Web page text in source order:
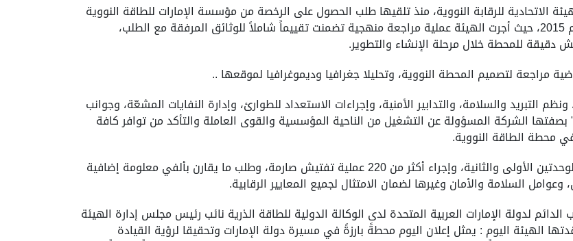
الاتحادية للرقابة النووية، منذ تلقيها طلب الحصول على الرخصة من مؤسسة الإمارات للطاقة النووية
بالإنابة عن شركة نواة للطاقة للوحدتين الأولى والثانية عام 2015، حيث أجرت الهيئة عملية مراجعة منهجية تضمنت تقييماً شاملاً للوثائق المرفقة مع الطلب،
دقيقة للمحطة خلال مرحلة الإنشاء والتطوير.
مراجعة لتصميم المحطة النووية، وتحليلا جغرافيا وديموغرافيا لموقعها ..
التبريد والسلامة، والتدابير الأمنية، وإجراءات الاستعداد للطوارئ، وإدارة النفايات المشعّة، وجوانب
الشركة المسؤولة عن التشغيل من الناحية المؤسسية والقوى العاملة والتأكد من توافر كافة
في محطة الطاقة النووية.
وراجعت الهيئة طلب الترخيص المكون من 14 ألف صفحة للوحدتين الأولى والثانية، وإجراء أكثر من 220 عملية تفتيش صارمة، وطلب ما يقارن بألفي معلومة إضافية
السلامة والأمان وغيرها لضمان الامتثال لجميع المعايير الرقابية.
لدولة الإمارات العربية المتحدة لدى الوكالة الدولية للطاقة الذرية نائب رئيس مجلس إدارة الهيئة
الهيئة اليوم : يمثل إعلان اليوم محطةً بارزةً في مسيرة دولة الإمارات وتحقيقا لرؤية القيادة